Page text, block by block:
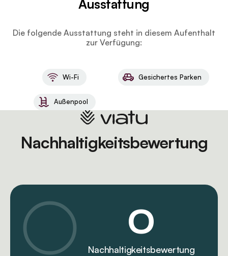
Ausstattung
Die folgende Ausstattung steht in diesem Aufenthalt
zur Verfügung:
Wi-Fi Gesichertes Parken
Außenpool
Nachhaltigkeitsbewertung
0
Nachhaltigkeitsbewertung